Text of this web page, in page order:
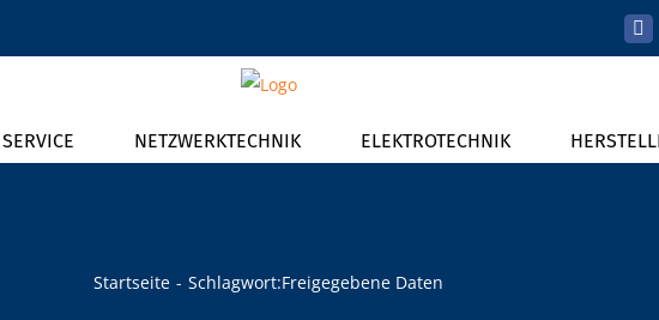
NETZWERKTECHNIK ELEKTROTECHNIK
Startseite Schlagwort:Freigegebene Daten